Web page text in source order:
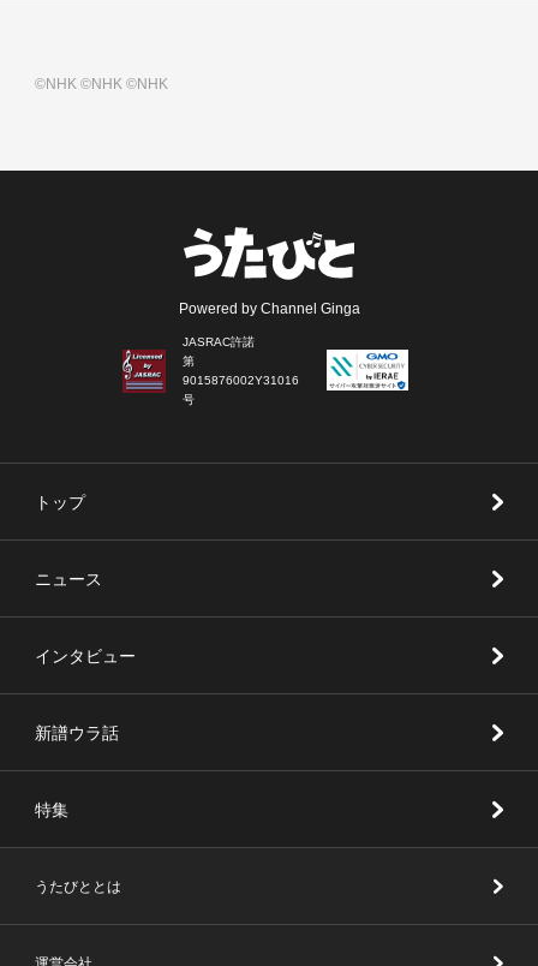
©NHK©NHK©NHK
Powered by Channel Ginga
JASRAC許諾
第
9015876002Y31016
号
トップ
ニュース
インタビュー
新譜ウラ話
特集
うたびととは